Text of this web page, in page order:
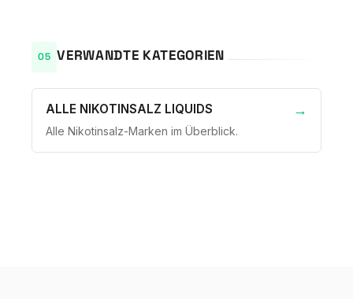
VERWANDTE KATEGORIEN
ALLE NIKOTINSALZ LIQUIDS
Alle Nikotinsalz-Marken im Überblick.